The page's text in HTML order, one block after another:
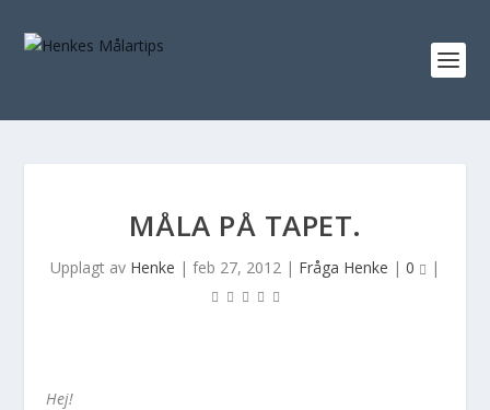
MÅLA PÅ TAPET.
Upplagt av Henke | feb 27, 2012 | Fråga Henke | 0 |
Hej!